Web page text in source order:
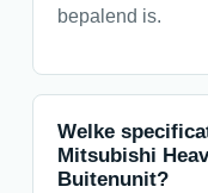
bepalend is.
Welke
Mitsubishi
Buitenunit?